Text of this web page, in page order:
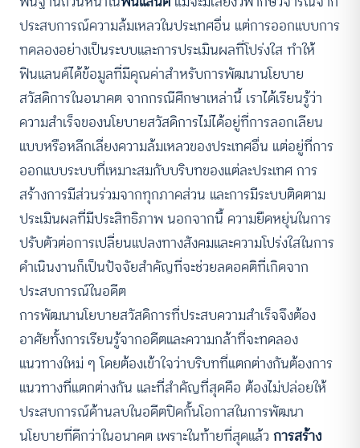
ประสบการณ์ความล้มเหลวในประเทศอื่น แต่การออกแบบการ
ทดลองอย่างเป็นระบบและการประเมินผลที่โปร่งใส ทำให้
ฟินแลนด์ได้ข้อมูลที่มีคุณค่าสำหรับการพัฒนานโยบาย
สวัสดิการในอนาคต จากกรณีศึกษาเหล่านี้ เราได้เรียนรู้ว่า
ความสำเร็จของนโยบายสวัสดิการไม่ได้อยู่ที่การลอกเลียน
แบบหรือหลีกเลี่ยงความล้มเหลวของประเทศอื่น แต่อยู่ที่การ
ออกแบบระบบที่เหมาะสมกับบริบทของแต่ละประเทศ การ
สร้างการมีส่วนร่วมจากทุกภาคส่วน และการมีระบบติดตาม
ประเมินผลที่มีประสิทธิภาพ นอกจากนี้ ความยืดหยุ่นในการ
ปรับตัวต่อการเปลี่ยนแปลงทางสังคมและความโปร่งใสในการ
ดำเนินงานก็เป็นปัจจัยสำคัญที่จะช่วยลดอคติที่เกิดจาก
ประสบการณ์ในอดีต
การพัฒนานโยบายสวัสดิการที่ประสบความสำเร็จจึงต้อง
อาศัยทั้งการเรียนรู้จากอดีตและความกล้าที่จะทดลอง
แนวทางใหม่ ๆ โดยต้องเข้าใจว่าบริบทที่แตกต่างกันต้องการ
แนวทางที่แตกต่างกัน และที่สำคัญที่สุดคือ ต้องไม่ปล่อยให้
ประสบการณ์ด้านลบในอดีตปิดกั้นโอกาสในการพัฒนา
นโยบายที่ดีกว่าในอนาคต เพราะในท้ายที่สุดแล้ว การสร้าง